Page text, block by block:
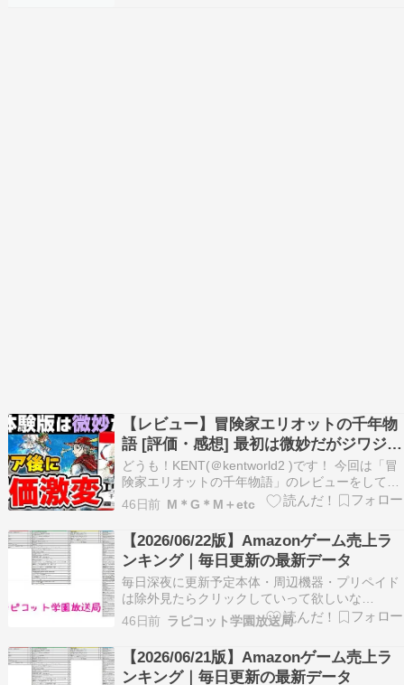
【レビュー】冒険家エリオットの千年物
語 [評価・感想] 最初は微妙だがジワジワ
面白くなるスルメゲー！
どうも！KENT(＠kentworld2 )です！ 今回は「冒
険家エリオットの千年物語」のレビューをしてい
きますが、まずはひとこと言わせてください。 ま
さかここまで巻き返してくるとは！？ いやぁゲー
ムって最後まで遊ばない... The post 【レビュ
ー】冒険家エリオットの千年…
46日前 M＊G＊M＋etc
【2026/06/22版】Amazonゲーム売上ラ
ンキング｜毎日更新の最新データ
毎日深夜に更新予定本体・周辺機器・プリペイド
は除外見たらクリックしていって欲しいな
▼▼▼▼▼【今週の新作まとめはこちら】→
2026/06/22～06/28の新作一覧【ブックマークす
ると便利】→ゲームメーカー＆ショップ公式リン
ク集【Kindle Unlimitedなら無料で読めま…
46日前 ラピコット学園放送局
【2026/06/21版】Amazonゲーム売上ラ
ンキング｜毎日更新の最新データ